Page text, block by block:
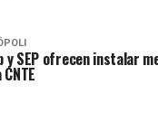
y SEP ofrecen instalar